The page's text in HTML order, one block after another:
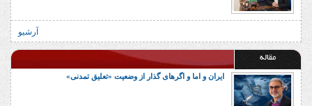
آرشیو
مقاله
ایران و اما و اگرهای گذار از وضعیت «تعلیق تمدنی»